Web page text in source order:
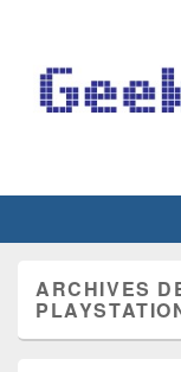
ARCHIVES